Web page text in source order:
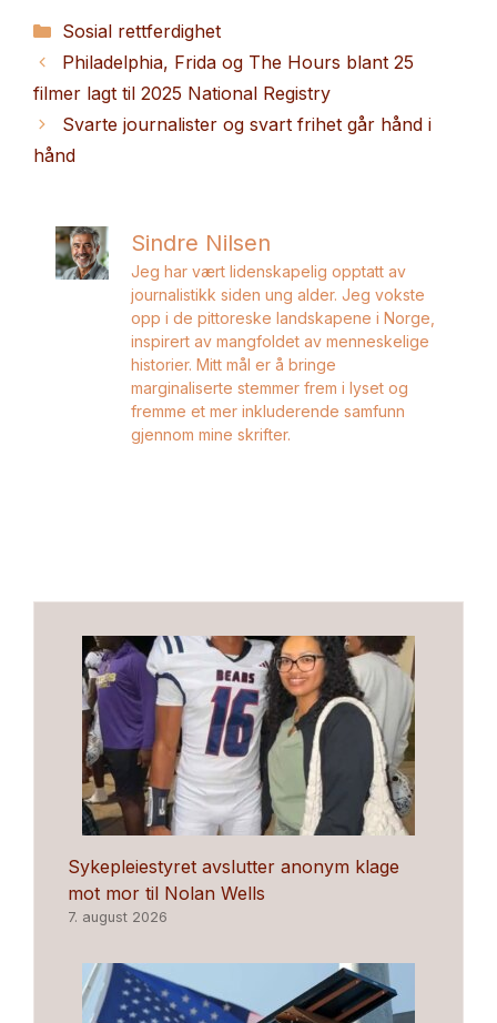
Kategorier
Sosial rettferdighet
Philadelphia, Frida og The Hours blant 25
filmer lagt til 2025 National Registry
Svarte journalister og svart frihet går hånd i
hånd
Sindre Nilsen
Jeg har vært lidenskapelig opptatt av
journalistikk siden ung alder. Jeg vokste
opp i de pittoreske landskapene i Norge,
inspirert av mangfoldet av menneskelige
historier. Mitt mål er å bringe
marginaliserte stemmer frem i lyset og
fremme et mer inkluderende samfunn
gjennom mine skrifter.
Sykepleiestyret avslutter anonym klage
mot mor til Nolan Wells
7. august 2026